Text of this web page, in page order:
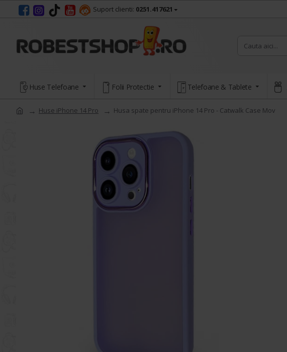
Suport clienti: 0251.417621
Huse Telefoane Folii Protectie Telefoane & Tablete
Huse iPhone 14 Pro Husa spate pentru iPhone 14 Pro - Catwalk Case Mov